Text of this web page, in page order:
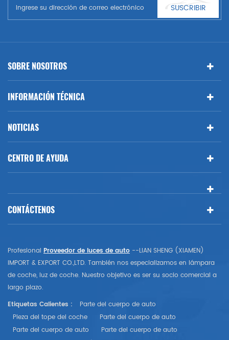
Benz, BMW
SUSCRIBIR
SOBRE NOSOTROS
INFORMACIÓN TÉCNICA
NOTICIAS
CENTRO DE AYUDA
CONTÁCTENOS
Profesional Proveedor de luces de auto --LIAN SHENG (XIAMEN)
IMPORT & EXPORT CO.,LTD. También nos especializamos en lámpara
de coche, luz de coche. Nuestro objetivo es ser su socio comercial a
largo plazo.
Etiquetas Calientes :
Parte del cuerpo de auto
Pieza del tope del coche
Parte del cuerpo de auto
Parte del cuerpo de auto
Parte del cuerpo de auto